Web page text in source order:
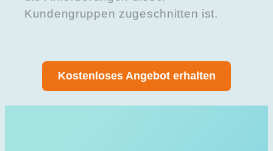
Kundengruppen zugeschnitten ist.
Kostenloses Angebot erhalten